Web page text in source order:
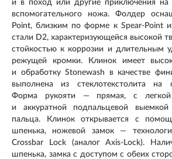
и в поход или другие приключения на
вспомогательного ножа. Фолдер
Point, близким по форме к Spear-Point
стали D2, характеризующейся высокой
стойкостью к коррозии и длительным
режущей кромки. Клинок имеет
и обработку Stonewash в качестве
выполнена из стеклотекстолита на
Форма рукояти — прямая, с легкой
и аккуратной подпальцевой выемкой
пальца. Клинок открывается с
шпенька, ножевой замок —
Crossbar Lock (аналог Axis-Lock).
шпенька, замка с доступом с обеих